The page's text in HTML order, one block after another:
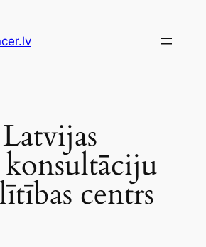
Latvijas
centrs